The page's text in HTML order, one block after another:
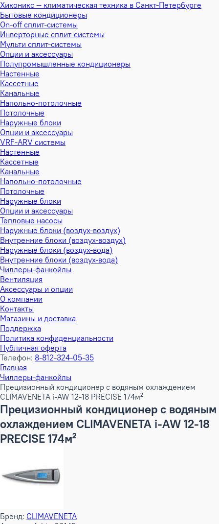
Хиконикс — климатическая техника в Санкт-Петербурге
Бытовые кондиционеры
On-off сплит-системы
Инверторные сплит-системы
Мульти сплит-системы
Опции и аксессуары
Полупромышленные кондиционеры
Настенные
Кассетные
Канальные
Напольно-потолочные
Потолочные
Наружные блоки
Опции и аксессуары
VRF-ARV системы
Настенные
Кассетные
Канальные
Напольно-потолочные
Потолочные
Наружные блоки
Опции и аксессуары
Тепловые насосы
Наружные блоки (воздух-воздух)
Внутренние блоки (воздух-воздух)
Наружные блоки (воздух-вода)
Внутренние блоки (воздух-вода)
Чиллеры-фанкойлы
Вентиляция
Аксессуары и опции
О компании
Контакты
Магазины и доставка
Поддержка
Политика конфиденциальности
Публичная оферта
Телефон: 8-812-324-05-35
Главная
Чиллеры-фанкойлы
Прецизионный кондиционер с водяным охлаждением
CLIMAVENETA i-AW 12-18 PRECISE 174м²
Прецизионный кондиционер с водяным
охлаждением CLIMAVENETA i-AW 12-18
PRECISE 174м²
Бренд: CLIMAVENETA